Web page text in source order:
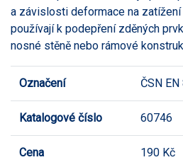
a závislosti deformace na
používají k podepření zděných
nosné stěně nebo rámové
Označení ČSN
Katalogové číslo 60746
Cena 190 Kč